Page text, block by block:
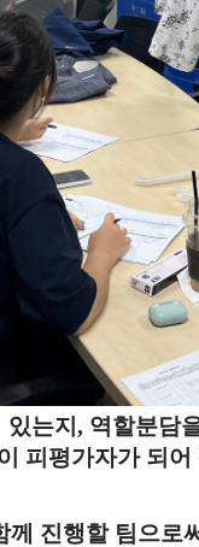
는지, 역할분담
피평가자가 되
께 진행할 팀으로